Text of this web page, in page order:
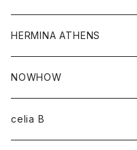
HERMINA ATHENS
NOWHOW
celia B